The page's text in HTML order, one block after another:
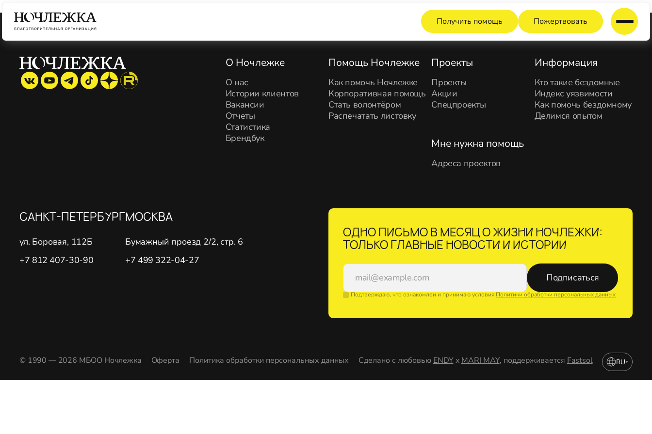
Получить помощь Пожертвовать
О Ночлежке
О нас
Истории клиентов
Вакансии
Отчеты
Статистика
Брендбук
Помощь Ночлежке
Как помочь Ночлежке
Корпоративная помощь
Стать волонтёром
Распечатать листовку
Проекты
Проекты
Акции
Спецпроекты
Информация
Кто такие бездомные
Индекс уязвимости
Как помочь бездомному
Делимся опытом
Мне нужна помощь
Адреса проектов
САНКТ-ПЕТЕРБУРГ
ул. Боровая, 112Б
+7 812 407-30-90
МОСКВА
Бумажный проезд 2/2, стр. 6
+7 499 322-04-27
ОДНО ПИСЬМО В МЕСЯЦ О ЖИЗНИ НОЧЛЕЖКИ:
ТОЛЬКО ГЛАВНЫЕ НОВОСТИ И ИСТОРИИ
Подписаться
Подтверждаю, что ознакомлен и принимаю условияПолитики обработки персональных данных
© 1990 — 2026 МБОО Ночлежка Оферта Политика обработки персональных данных Сделано с любовью ENDY x MARI MAY, поддерживается Fastsol RU